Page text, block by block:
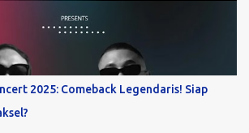
2025: Comeback Legendaris! Siap